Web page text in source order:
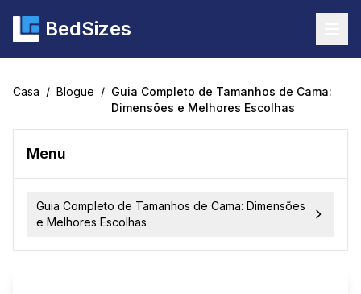
BedSizes
Casa / Blogue / Guia Completo de Tamanhos de Cama:
Dimensões e Melhores Escolhas
Menu
Guia Completo de Tamanhos de Cama: Dimensões
e Melhores Escolhas